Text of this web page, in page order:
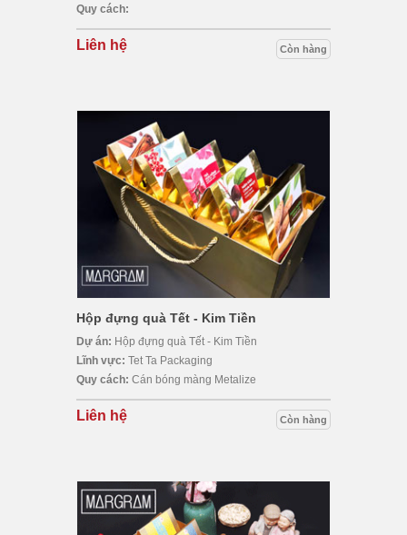
Quy cách:
Liên hệ Còn hàng
Hộp đựng quà Tết - Kim Tiền
Dự án: Hộp đựng quà Tết - Kim Tiền
Lĩnh vực: Tet Ta Packaging
Quy cách: Cán bóng màng Metalize
Liên hệ Còn hàng